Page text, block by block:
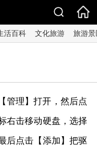
活百科 文化旅游 旅游景
管理】打开，然后点
右击移动硬盘，选择
后点击【添加】把驱